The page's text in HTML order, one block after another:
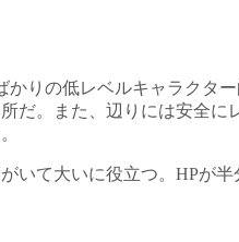
りの低レベルキャラク
だ。また、辺りには安全
いて大いに役立つ。HPが